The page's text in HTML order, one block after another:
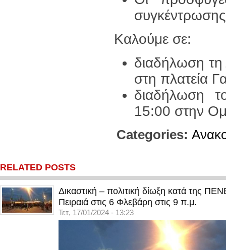
συγκέντρωσης
Καλούμε σε:
διαδήλωση
στη πλατεία
διαδήλωση
15:00 στην
Categories:
RELATED POSTS
Δικαστική – πολιτική δίωξη κατά της
Πειραιά στις 6 Φλεβάρη στις 9 π.μ.
Τετ, 17/01/2024 - 13:23